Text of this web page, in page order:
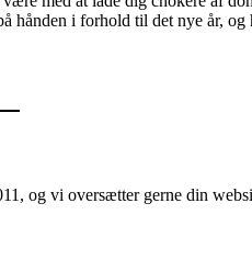
i forhold til det nye år,
og vi oversætter gerne din